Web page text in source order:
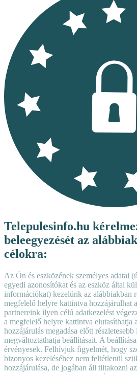
Telepulesinfo.hu
beleegyezését az
célokra:
Az Ön és eszközének személyes adatai
egyedi azonosítókat és az eszköz által
információkat) kezelünk az alábbiakban
megfelelő helyre kattintva hozzájárulhat
partnereink ilyen célú adatkezelést
a megfelelő helyre kattintva elutasíthatja
hozzájárulás megadása előtt
megváltoztathatja beállításait. A
érvényesek. Felhívjuk figyelmét, hogy
bizonyos kezeléséhez nem feltétlenül
hozzájárulása, de jogában áll tiltakozni